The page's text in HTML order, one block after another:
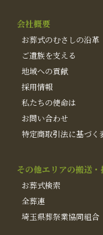
会社概要
お葬式のむさしの沿革
ご遺族を支える
地域への貢献
採用情報
私たちの使命は
お問い合わせ
特定商取引法に基づく
その他エリアの搬送
お葬式検索
全葬連
埼玉県葬祭業協同組合